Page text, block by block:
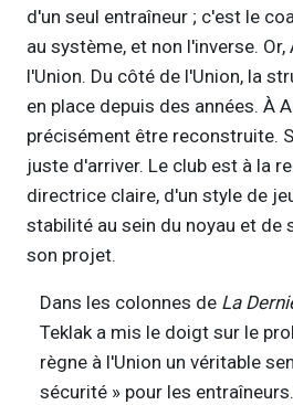
d'un seul entraîneur ; c'est le
au système, et non l'inverse.
l'Union. Du côté de l'Union, la
en place depuis des années. À
précisément être reconstruite.
juste d'arriver. Le club est à la
directrice claire, d'un style de
stabilité au sein du noyau et de
son projet.
Dans les colonnes de La
Teklak a mis le doigt sur le
règne à l'Union un véritable
sécurité » pour les